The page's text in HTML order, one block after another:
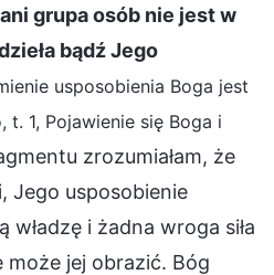
grupa osób nie jest w
bądź Jego
usposobienia Boga jest
t. 1, Pojawienie się Boga i
zrozumiałam, że
Jego usposobienie
władzę i żadna wroga siła
może jej obrazić. Bóg